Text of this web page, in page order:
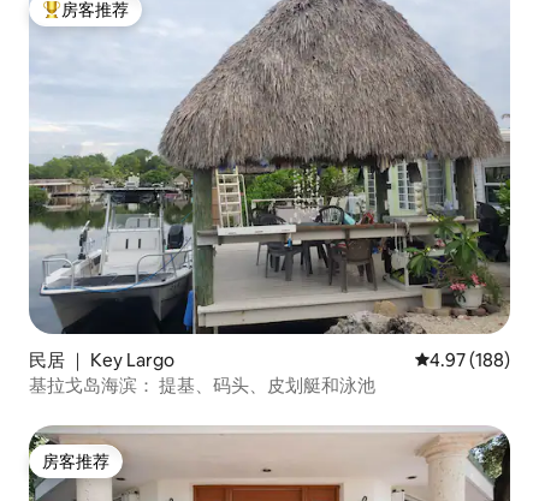
热门「房客推荐」
房客推荐
民居 ｜ Key Largo 平均评分 4.97
4.97 (188)
基拉戈岛海滨： 提基、码头、皮划艇和泳池
房客推荐
房客推荐